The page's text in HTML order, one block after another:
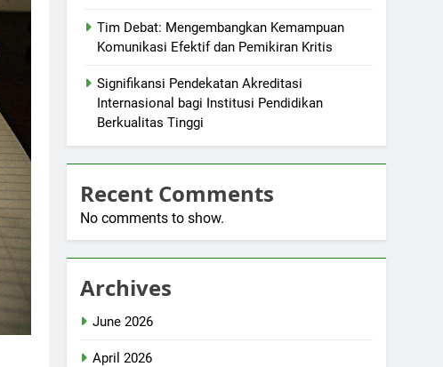
Tim Debat: Mengembangkan Kemampuan
Komunikasi Efektif dan Pemikiran Kritis
Signifikansi Pendekatan Akreditasi
Internasional bagi Institusi Pendidikan
Berkualitas Tinggi
Recent Comments
No comments to show.
Archives
June 2026
April 2026